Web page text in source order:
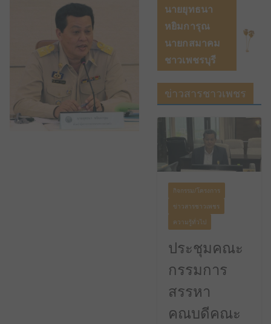
นายยุทธนา
หยิมการุณ
นายกสมาคม
ชาวเพชรบุรี
ข่าวสารชาวเพชร
กิจกรรม/โครงการ
ข่าวสารชาวเพชร
ความรู้ทั่วไป
ประชุมคณะ
กรรมการ
สรรหา
คณบดีคณะ